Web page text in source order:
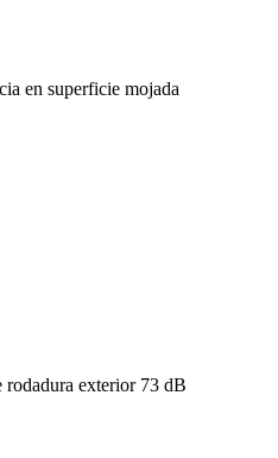
en superficie mojada
rodadura exterior 73 dB